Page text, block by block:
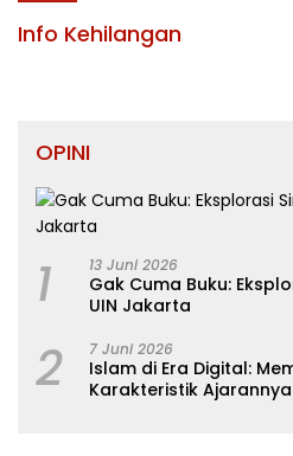
Info Kehilangan
OPINI
1 13 Juni 2026
Gak Cuma Buku:
UIN Jakarta
2 7 Juni 2026
Islam di Era Digital:
Karakteristik